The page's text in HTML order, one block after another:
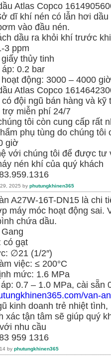
Atlas Copco
dĩ khí nén có lẫn hơi
vào đầu nén.
dầu ra khỏi khí trước
3 ppm
thủy tinh
0.2 bar
động: 3000 – 4000 giờ
Atlas Copco
có đội ngũ bán hàng và
trợ miễn phí 24/7
tôi còn cung cấp rất
phụ tùng do chúng
giờ
với chúng tôi để được tư
nén khí của quý khách
2025 by phutungkhinen365
A27W-16T-DN15 là chi
máy móc hoạt động sai.
chứa dầu.
có gạt
∅21 (1/2″)
việc: ≤ 200°C
mức: 1.6 MPa
0.7 – 1.0 MPa, cài sẵn
van-
kinh doanh trẻ nhiệt
xác tận tâm sẽ giúp quý
nhu cầu
959 1316
by phutungkhinen365